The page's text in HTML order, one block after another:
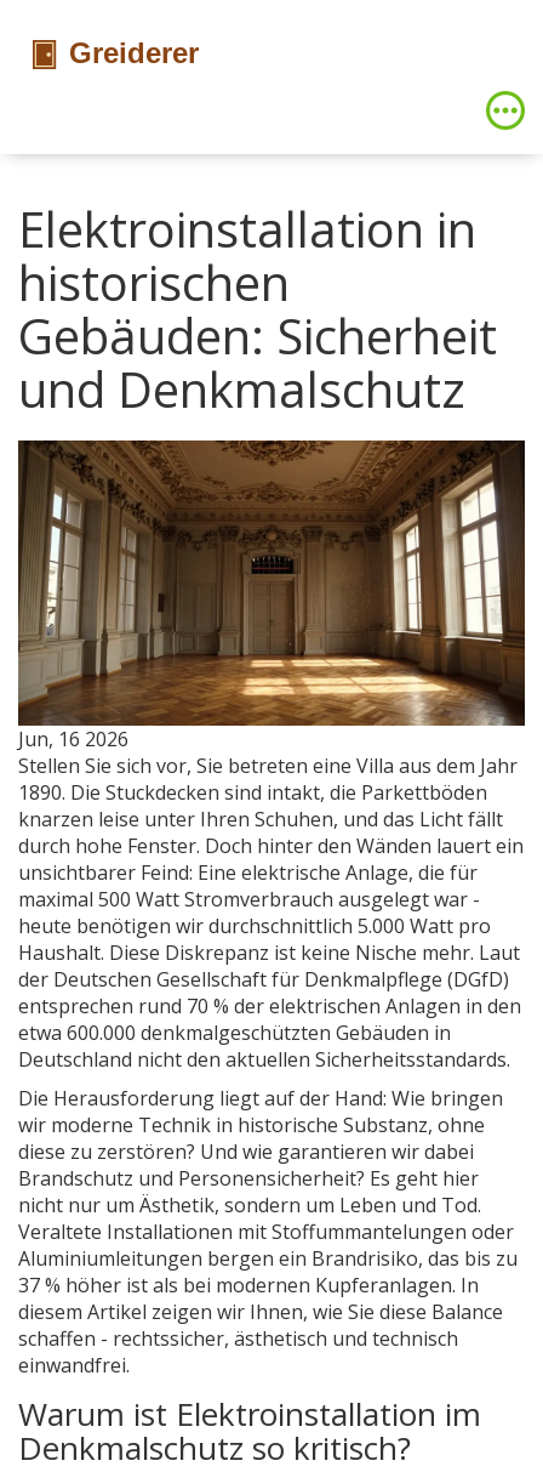
Elektroinstallation in
historischen
Gebäuden: Sicherheit
und Denkmalschutz
Jun, 16 2026
Stellen Sie sich vor, Sie betreten eine Villa aus dem Jahr
1890. Die Stuckdecken sind intakt, die Parkettböden
knarzen leise unter Ihren Schuhen, und das Licht fällt
durch hohe Fenster. Doch hinter den Wänden lauert ein
unsichtbarer Feind: Eine elektrische Anlage, die für
maximal 500 Watt Stromverbrauch ausgelegt war -
heute benötigen wir durchschnittlich 5.000 Watt pro
Haushalt. Diese Diskrepanz ist keine Nische mehr. Laut
der Deutschen Gesellschaft für Denkmalpflege (DGfD)
entsprechen rund 70 % der elektrischen Anlagen in den
etwa 600.000 denkmalgeschützten Gebäuden in
Deutschland nicht den aktuellen Sicherheitsstandards.
Die Herausforderung liegt auf der Hand: Wie bringen
wir moderne Technik in historische Substanz, ohne
diese zu zerstören? Und wie garantieren wir dabei
Brandschutz und Personensicherheit? Es geht hier
nicht nur um Ästhetik, sondern um Leben und Tod.
Veraltete Installationen mit Stoffummantelungen oder
Aluminiumleitungen bergen ein Brandrisiko, das bis zu
37 % höher ist als bei modernen Kupferanlagen. In
diesem Artikel zeigen wir Ihnen, wie Sie diese Balance
schaffen - rechtssicher, ästhetisch und technisch
einwandfrei.
Warum ist Elektroinstallation im
Denkmalschutz so kritisch?